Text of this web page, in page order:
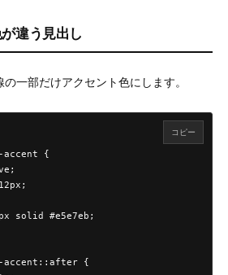
違う見出し
一部だけアクセント色にします。
accent {
solid #e5e7eb;
accent::after {
コピー